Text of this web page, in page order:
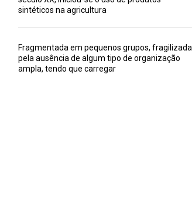
sintéticos na agricultura
Fragmentada em pequenos grupos, fragilizada
pela ausência de algum tipo de organização
ampla, tendo que carregar